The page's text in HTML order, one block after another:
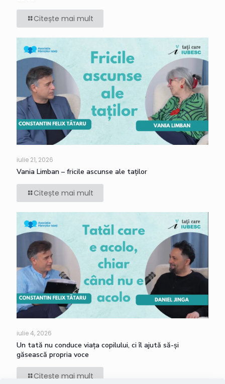
Citește mai mult
iulie 21, 2026
Vania Limban – fricile ascunse ale taților
Citește mai mult
iulie 4, 2026
Un tată nu conduce viața copilului, ci îl ajută să-și
găsească propria voce
Citește mai mult